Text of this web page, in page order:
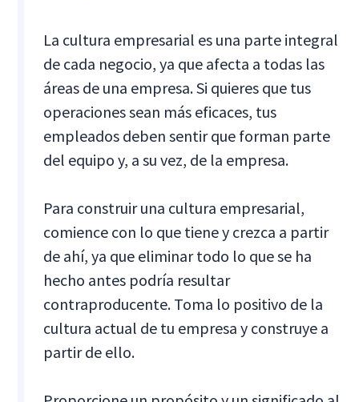
La cultura empresarial es una parte integral
de cada negocio, ya que afecta a todas las
áreas de una empresa. Si quieres que tus
operaciones sean más eficaces, tus
empleados deben sentir que forman parte
del equipo y, a su vez, de la empresa.
Para construir una cultura empresarial,
comience con lo que tiene y crezca a partir
de ahí, ya que eliminar todo lo que se ha
hecho antes podría resultar
contraproducente. Toma lo positivo de la
cultura actual de tu empresa y construye a
partir de ello.